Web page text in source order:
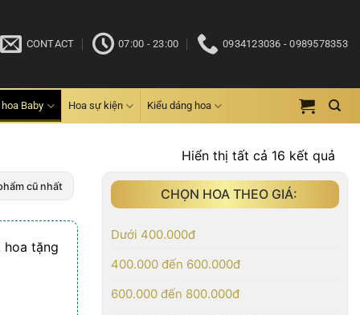
CONTACT 07:00 - 23:00 0934123036 - 0989578353
hoa Baby Hoa sự kiện Kiểu dáng hoa
Hiển thị tất cả 16 kết quả
cũ nhất
hoa tặng
CHỌN HOA THEO GIÁ:
Dưới 400.000đ
400.000 đến 600.000đ
600.000 đến 800.000đ